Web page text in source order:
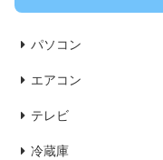
パソコン
エアコン
テレビ
冷蔵庫